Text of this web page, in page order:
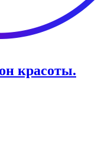
красоты.